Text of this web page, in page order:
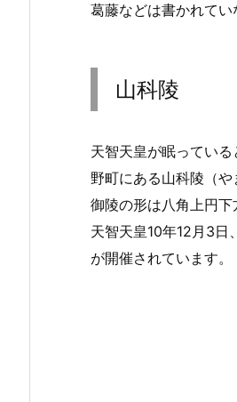
葛藤などは書かれてい
山科陵
天智天皇が眠ってい
野町にある山科陵（や
御陵の形は八角上円下
天智天皇10年12月3日
が開催されています。